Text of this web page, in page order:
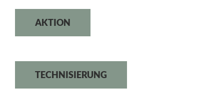
AKTION
TECHNISIERUNG